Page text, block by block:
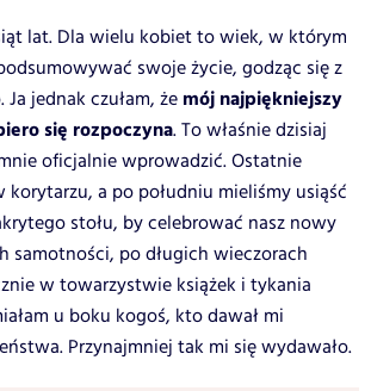
lat. Dla wielu kobiet to wiek, w którym
swoje życie, godząc się z
jednak czułam, że mój najpiękniejszy
się rozpoczyna. To właśnie dzisiaj
oficjalnie wprowadzić. Ostatnie
korytarzu, a po południu mieliśmy usiąść
stołu, by celebrować nasz nowy
samotności, po długich wieczorach
w towarzystwie książek i tykania
u boku kogoś, kto dawał mi
Przynajmniej tak mi się wydawało.